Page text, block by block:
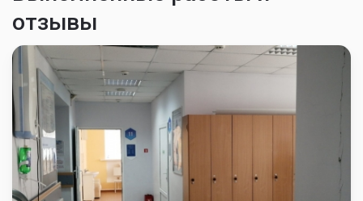
отзывы